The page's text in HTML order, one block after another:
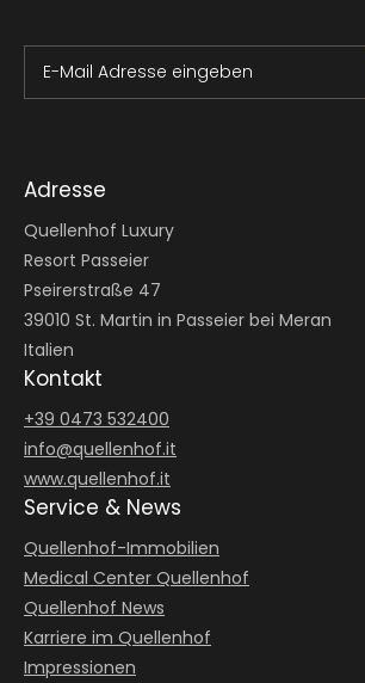
E-Mail Adresse eingeben
Adresse
Quellenhof Luxury
Resort Passeier
Pseirerstraße 47
39010 St. Martin in Passeier bei Meran
Italien
Kontakt
+39 0473 532400
info@quellenhof.it
www.quellenhof.it
Service & News
Quellenhof-Immobilien
Medical Center Quellenhof
Quellenhof News
Karriere im Quellenhof
Impressionen